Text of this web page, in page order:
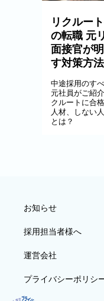
リクルー
の転職 元
面接官が
す対策方法
中途採用のす
元社員がご紹
クルートに合
人材、しない人
とは？
お知らせ
採用担当者様へ
運営会社
プライバシーポリシ